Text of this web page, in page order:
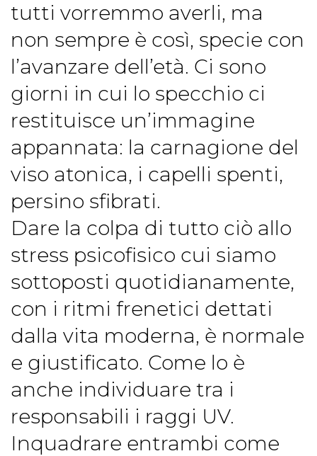
tutti vorremmo averli, ma
non sempre è così, specie con
l’avanzare dell’età. Ci sono
giorni in cui lo specchio ci
restituisce un’immagine
appannata: la carnagione del
viso atonica, i capelli spenti,
persino sfibrati.
Dare la colpa di tutto ciò allo
stress psicofisico cui siamo
sottoposti quotidianamente,
con i ritmi frenetici dettati
dalla vita moderna, è normale
e giustificato. Come lo è
anche individuare tra i
responsabili i raggi UV.
Inquadrare entrambi come